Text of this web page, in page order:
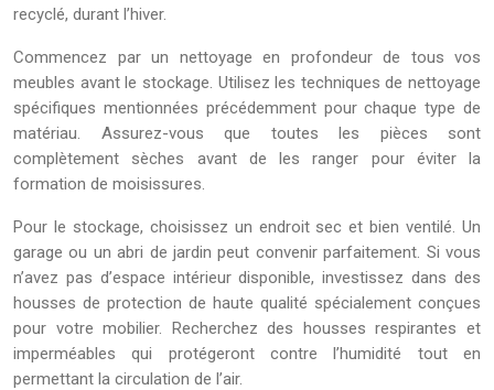
recyclé, durant l’hiver.
Commencez par un nettoyage en profondeur de tous vos
meubles avant le stockage. Utilisez les techniques de nettoyage
spécifiques mentionnées précédemment pour chaque type de
matériau. Assurez-vous que toutes les pièces sont
complètement sèches avant de les ranger pour éviter la
formation de moisissures.
Pour le stockage, choisissez un endroit sec et bien ventilé. Un
garage ou un abri de jardin peut convenir parfaitement. Si vous
n’avez pas d’espace intérieur disponible, investissez dans des
housses de protection de haute qualité spécialement conçues
pour votre mobilier. Recherchez des housses respirantes et
imperméables qui protégeront contre l’humidité tout en
permettant la circulation de l’air.